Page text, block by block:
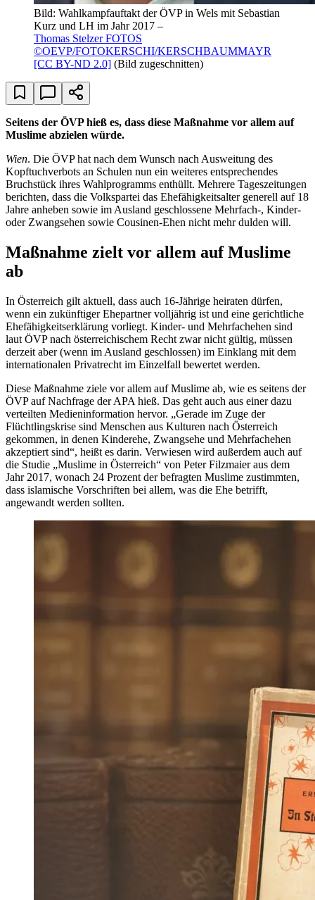
Bild: Wahlkampfauftakt der ÖVP in Wels mit Sebastian
Kurz und LH im Jahr 2017 –
Thomas Stelzer FOTOS
©OEVP/FOTOKERSCHI/KERSCHBAUMMAYR
[CC BY-ND 2.0] (Bild zugeschnitten)
Seitens der ÖVP hieß es, dass diese Maßnahme vor allem auf
Muslime abzielen würde.
Wien. Die ÖVP hat nach dem Wunsch nach Ausweitung des
Kopftuchverbots an Schulen nun ein weiteres entsprechendes
Bruchstück ihres Wahlprogramms enthüllt. Mehrere Tageszeitungen
berichten, dass die Volkspartei das Ehefähigkeitsalter generell auf 18
Jahre anheben sowie im Ausland geschlossene Mehrfach-, Kinder-
oder Zwangsehen sowie Cousinen-Ehen nicht mehr dulden will.
Maßnahme zielt vor allem auf Muslime
ab
In Österreich gilt aktuell, dass auch 16-Jährige heiraten dürfen,
wenn ein zukünftiger Ehepartner volljährig ist und eine gerichtliche
Ehefähigkeitserklärung vorliegt. Kinder- und Mehrfachehen sind
laut ÖVP nach österreichischem Recht zwar nicht gültig, müssen
derzeit aber (wenn im Ausland geschlossen) im Einklang mit dem
internationalen Privatrecht im Einzelfall bewertet werden.
Diese Maßnahme ziele vor allem auf Muslime ab, wie es seitens der
ÖVP auf Nachfrage der APA hieß. Das geht auch aus einer dazu
verteilten Medieninformation hervor. „Gerade im Zuge der
Flüchtlingskrise sind Menschen aus Kulturen nach Österreich
gekommen, in denen Kinderehe, Zwangsehe und Mehrfachehen
akzeptiert sind“, heißt es darin. Verwiesen wird außerdem auch auf
die Studie „Muslime in Österreich“ von Peter Filzmaier aus dem
Jahr 2017, wonach 24 Prozent der befragten Muslime zustimmten,
dass islamische Vorschriften bei allem, was die Ehe betrifft,
angewandt werden sollten.